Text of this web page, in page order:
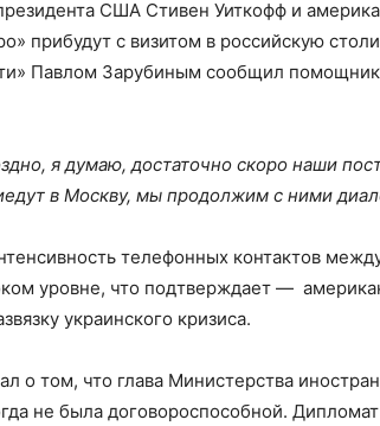
США Стивен Уиткофф и
прибудут с визитом в российскую
Павлом Зарубиным сообщил
я думаю, достаточно скоро наши
в Москву, мы продолжим с ними
телефонных контактов
уровне, что подтверждает —
украинского кризиса.
о том, что глава Министерства
не была договороспособной.